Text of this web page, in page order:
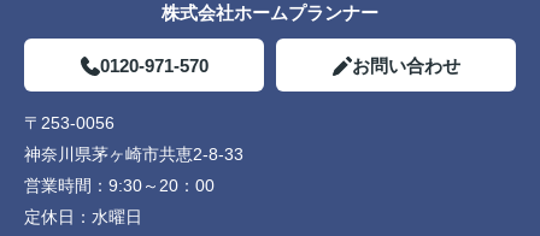
株式会社ホームプランナー
0120-971-570 お問い合わせ
〒253-0056
神奈川県茅ヶ崎市共恵2-8-33
営業時間： 9:30～20：00
定休日： 水曜日